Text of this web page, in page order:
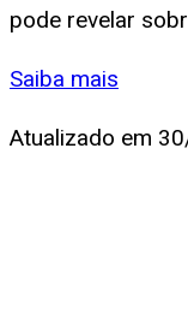
pode revelar
Saiba mais
Atualizado em